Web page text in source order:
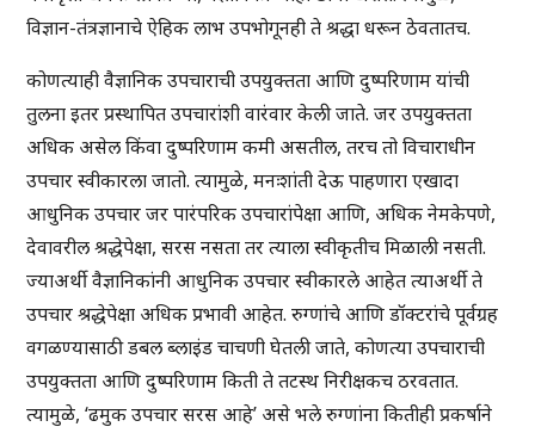
विज्ञान-तंत्रज्ञानाचे ऐहिक लाभ उपभोगूनही ते श्रद्धा धरून ठेवतातच.
कोणत्याही वैज्ञानिक उपचाराची उपयुक्तता आणि दुष्परिणाम यांची
तुलना इतर प्रस्थापित उपचारांशी वारंवार केली जाते. जर उपयुक्तता
अधिक असेल किंवा दुष्परिणाम कमी असतील, तरच तो विचाराधीन
उपचार स्वीकारला जातो. त्यामुळे, मनःशांती देऊ पाहणारा एखादा
आधुनिक उपचार जर पारंपरिक उपचारांपेक्षा आणि, अधिक नेमकेपणे,
देवावरील श्रद्धेपेक्षा, सरस नसता तर त्याला स्वीकृतीच मिळाली नसती.
ज्याअर्थी वैज्ञानिकांनी आधुनिक उपचार स्वीकारले आहेत त्याअर्थी ते
उपचार श्रद्धेपेक्षा अधिक प्रभावी आहेत. रुग्णांचे आणि डॉक्टरांचे पूर्वग्रह
वगळण्यासाठी डबल ब्लाइंड चाचणी घेतली जाते, कोणत्या उपचाराची
उपयुक्तता आणि दुष्परिणाम किती ते तटस्थ निरीक्षकच ठरवतात.
त्यामुळे, ‘ढमुक उपचार सरस आहे’ असे भले रुग्णांना कितीही प्रकर्षाने